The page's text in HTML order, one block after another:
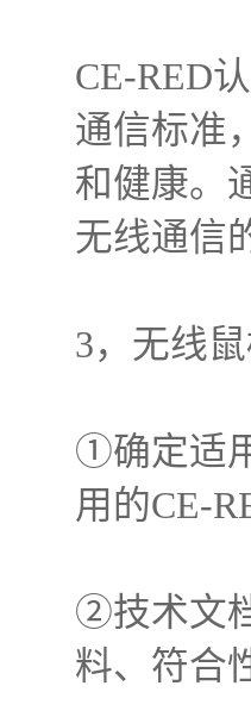
CE-RED
通信标准
和健康。
无线通信
3，无线
①确定适
用的CE-
②技术文
料、符合